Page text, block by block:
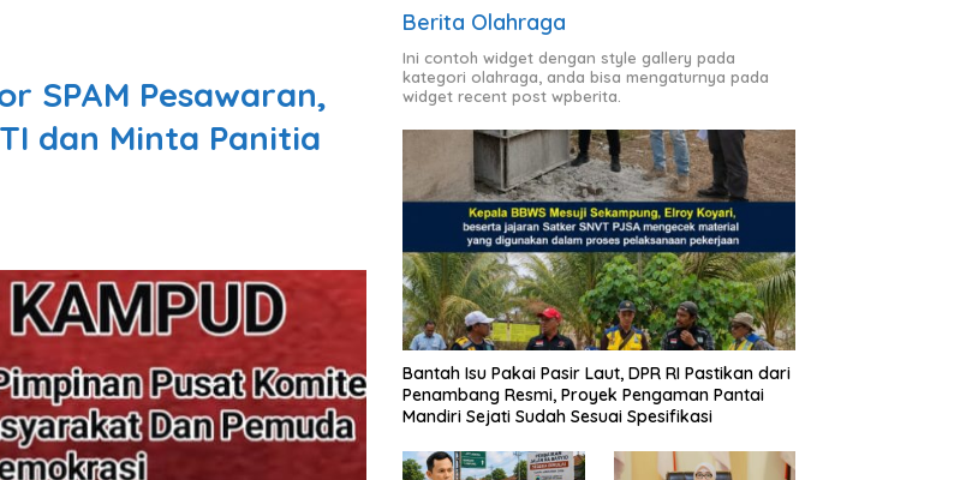
SPAM Pesawaran,
dan Minta Panitia
Berita Olahraga
Ini contoh widget dengan style gallery pada
kategori olahraga, anda bisa mengaturnya pada
widget recent post wpberita.
Bantah Isu Pakai Pasir Laut, DPR RI Pastikan dari
Penambang Resmi, Proyek Pengaman Pantai
Mandiri Sejati Sudah Sesuai Spesifikasi